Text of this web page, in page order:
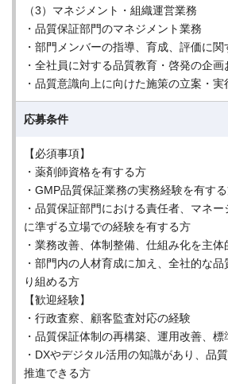
（3）マネジメント・組織運営業務
・品質保証部門のマネジメント業務
・部門メンバーの指導、育成、評価に関
・全社員に対する品質教育・啓発の企画
・品質意識向上に向けた施策の立案・実
応募条件
【必須事項】
・薬剤師資格を有する方
・GMP品質保証業務の実務経験を有す
・品質保証部門における責任者、マネ
に準ずる立場での経験を有する方
・業務改善、体制整備、仕組み化を主
・部門内の人材育成に加え、全社的な
り組める方
【歓迎経験】
・行政査察、顧客監査対応の経験
・品質保証体制の再構築、運用改善、
・DXやデジタル活用の知識があり、品
推進できる方